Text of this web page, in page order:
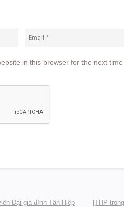
in this browser for the next time
Đại gia đình Tân Hiệp
[THP